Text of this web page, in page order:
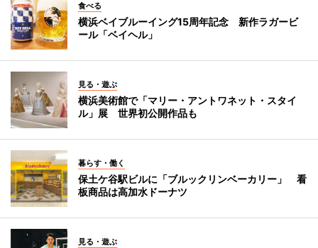
食べる
横浜ベイブルーイング15周年記念 新作ラガービ
ール「ベイヘル」
見る・遊ぶ
横浜美術館で「マリー・アントワネット・スタイ
ル」展 世界初公開作品も
暮らす・働く
保土ケ谷駅ビルに「ブルックリンベーカリー」 看
板商品は高加水ドーナツ
見る・遊ぶ